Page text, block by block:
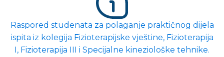
Raspored studenata za polaganje praktičnog dijela
ispita iz kolegija Fizioterapijske vještine, Fizioterapija
I, Fizioterapija III i Specijalne kineziološke tehnike.